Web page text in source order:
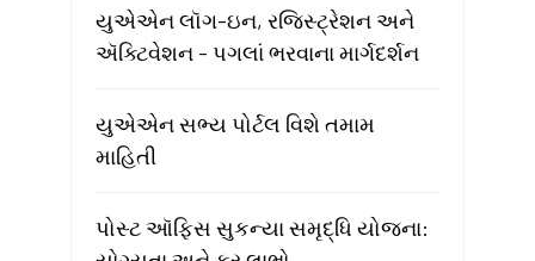
યુએએન લૉગ-ઇન, રજિસ્ટ્રેશન અને
ઍક્ટિવેશન - પગલાં ભરવાના માર્ગદર્શન
યુએએન સભ્ય પોર્ટલ વિશે તમામ
માહિતી
પોસ્ટ ઑફિસ સુકન્યા સમૃદ્ધિ યોજના: